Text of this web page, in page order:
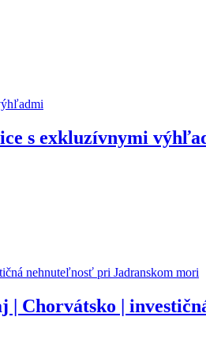
s exkluzívnymi
Chorvátsko |